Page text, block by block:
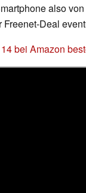
also
Deal
bei Amazon